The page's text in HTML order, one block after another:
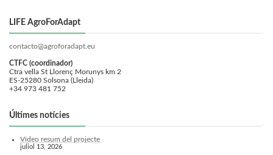
LIFE AgroForAdapt
contacto@agroforadapt.eu
CTFC (coordinador)
Ctra vella St Llorenç Morunys km 2
ES-25280 Solsona (Lleida)
+34 973 481 752
Últimes notícies
Vídeo resum del projecte
juliol 13, 2026